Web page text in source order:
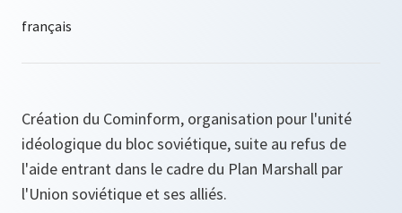
Création du Cominform, organisation pour l'unité
idéologique du bloc soviétique, suite au refus de
l'aide entrant dans le cadre du Plan Marshall par
l'Union soviétique et ses alliés.